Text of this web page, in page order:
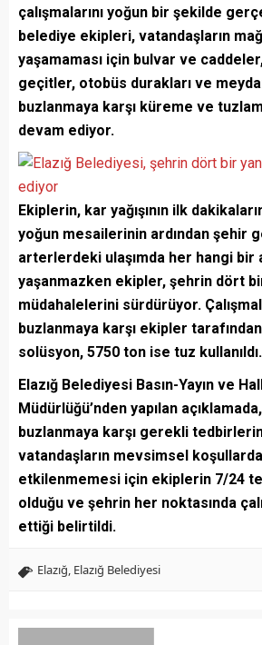
çalışmalarını yoğun bir şekilde
belediye ekipleri, vatandaşların
yaşamaması için bulvar ve
geçitler, otobüs durakları ve
buzlanmaya karşı küreme ve
devam ediyor.
Ekiplerin, kar yağışının ilk
yoğun mesailerinin ardından şehir
arterlerdeki ulaşımda her hangi bir
yaşanmazken ekipler, şehrin dört bir
müdahalelerini sürdürüyor.
buzlanmaya karşı ekipler
solüsyon, 5750 ton ise tuz kullanıldı.
Elazığ Belediyesi Basın-Yayın ve
Müdürlüğü’nden yapılan
buzlanmaya karşı gerekli tedbirlerin
vatandaşların mevsimsel
etkilenmemesi için ekiplerin 7/24
olduğu ve şehrin her noktasında
ettiği belirtildi.
Elazığ, Elazığ Belediyesi